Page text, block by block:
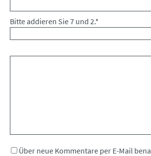
Bitte addieren Sie 7 und 2.*
Über neue Kommentare per E-Mail